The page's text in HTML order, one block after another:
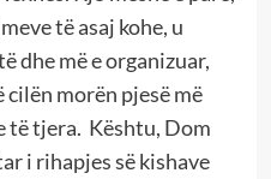
të asaj kohe, u
dhe më e organizuar,
cilën morën pjesë më
të tjera. Kështu, Dom
i rihapjes së kishave